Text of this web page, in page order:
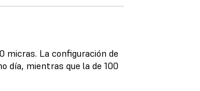
micras. La configuración de
día, mientras que la de 100